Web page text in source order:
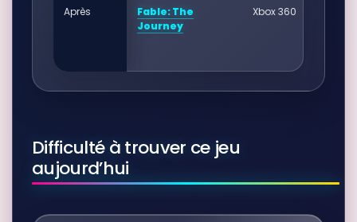
Après
Fable: The
Journey
Xbox 360
Difficulté à trouver ce jeu
aujourd’hui